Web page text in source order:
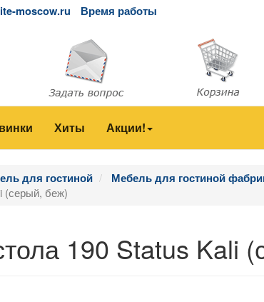
moscow.ru Время работы
Хиты Акции!
для гостиной
Мебель для гостиной
(серый, беж)
190 Status Kali